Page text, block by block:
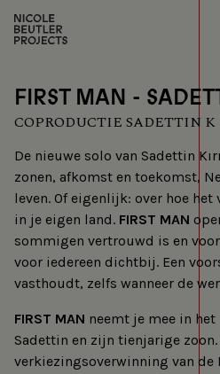
main
Hoofdnavigatie
FIRST MAN -
COPRODUCTIE SADETTIN K
De nieuwe solo van Sadettin
zonen, afkomst en toekomst,
leven. Of eigenlijk: over hoe
in je eigen land. FIRST MAN
sommigen vertrouwd is en
voor iedereen dichtbij. Een
vasthoudt, zelfs wanneer de
FIRST MAN neemt je mee in
Sadettin en zijn tienjarige zoon.
verkiezingsoverwinning van de